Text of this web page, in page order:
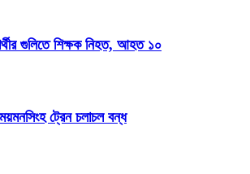
গুলিতে শিক্ষক নিহত, আহত ১০
ট্রেন চলাচল বন্ধ